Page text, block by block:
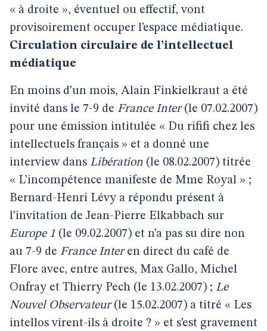
« à droite », éventuel ou effectif, vont
provisoirement occuper l’espace médiatique.
Circulation circulaire de l’intellectuel
médiatique
En moins d’un mois, Alain Finkielkraut a été
invité dans le 7-9 de France Inter(le 07.02.2007)
pour une émission intitulée « Du rififi chez les
intellectuels français » et a donné une
interview dans Libération (le 08.02.2007) titrée
« L’incompétence manifeste de Mme Royal » ;
Bernard-Henri Lévy a répondu présent à
l’invitation de Jean-Pierre Elkabbach sur
Europe 1 (le 09.02.2007) et n’a pas su dire non
au 7-9 de France Interen direct du café de
Flore avec, entre autres, Max Gallo, Michel
Onfray et Thierry Pech (le 13.02.2007) ; Le
Nouvel Observateur(le 15.02.2007) a titré « Les
intellos virent-ils à droite ? » et s’est gravement